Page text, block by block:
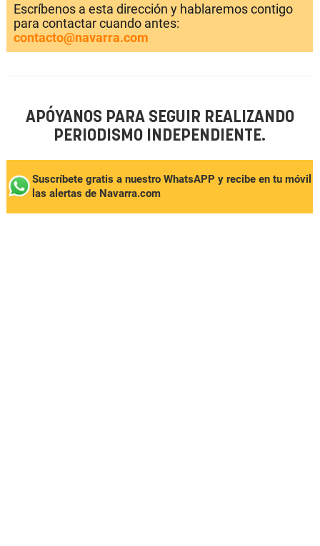
Escríbenos a esta dirección y hablaremos contigo
para contactar cuando antes:
contacto@navarra.com
APÓYANOS PARA SEGUIR REALIZANDO
PERIODISMO INDEPENDIENTE.
Suscríbete gratis a nuestro WhatsAPP y recibe en tu móvil
las alertas de Navarra.com